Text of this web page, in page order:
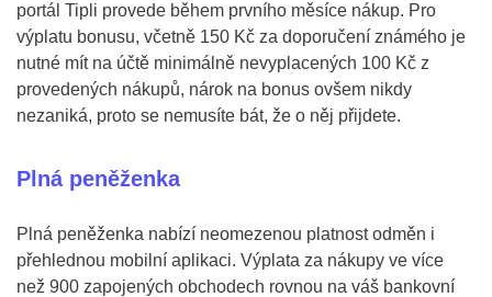
portál Tipli provede během prvního měsíce nákup. Pro
výplatu bonusu, včetně 150 Kč za doporučení známého je
nutné mít na účtě minimálně nevyplacených 100 Kč z
provedených nákupů, nárok na bonus ovšem nikdy
nezaniká, proto se nemusíte bát, že o něj přijdete.
Plná peněženka
Plná peněženka nabízí neomezenou platnost odměn i
přehlednou mobilní aplikaci. Výplata za nákupy ve více
než 900 zapojených obchodech rovnou na váš bankovní